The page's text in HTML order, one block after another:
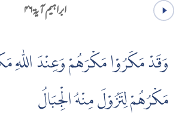
ابراہیم آية ۴۶
وَقَدْ مَكَرُوْا مَكْرَهُمْ وَعِنْدَ اللّٰهِ
مَكْرُهُمْ لِتَزُوْلَ مِنْهُ الْجِبَالُ